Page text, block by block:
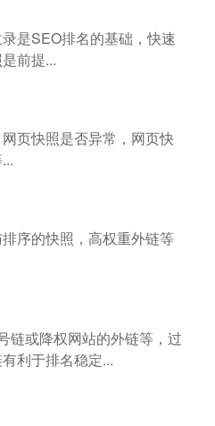
是SEO排名的基础，快速
前提...
页快照是否异常，网页快
序的快照，高权重外链等
链或降权网站的外链等，过
利于排名稳定...